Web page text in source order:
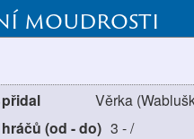
moudrosti
přidal Věrka
hráčů (od - do) 3 -/